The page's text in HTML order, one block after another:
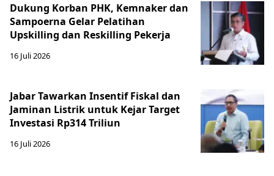
Dukung Korban PHK, Kemnaker dan
Sampoerna Gelar Pelatihan
Upskilling dan Reskilling Pekerja
16 Juli 2026
Jabar Tawarkan Insentif Fiskal dan
Jaminan Listrik untuk Kejar Target
Investasi Rp314 Triliun
16 Juli 2026